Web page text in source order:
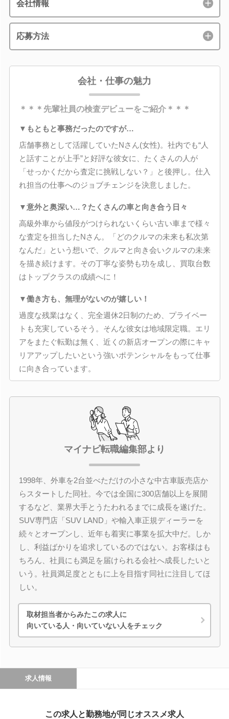
会社情報
応募方法
会社・仕事の魅力
＊＊＊先輩社員の検査デビューをご紹介＊＊＊
▼もともと事務だったのですが…
店舗事務として活躍していたNさん(女性)。社内でも“人
と話すことが上手”と好評な彼女に、たくさんの人が
「せっかくだから査定に挑戦しない？」と後押し。仕入
れ担当の仕事へのジョブチェンジを決意しました。
▼意外と奥深い…？たくさんの車と向き合う日々
高級外車から値段がつけられないくらい古い車まで様々
な査定を担当したNさん。「どのクルマの未来も私次第
なんだ」という想いで、クルマと向き会いクルマの未来
を描き続けます。その丁寧な姿勢も功を成し、買取台数
はトップクラスの成績へに！
▼働き方も、無理がないのが嬉しい！
過度な残業はなく、完全週休2日制のため、プライベー
トも充実しているそう。そんな彼女は地域限定職。エリ
アをまたぐ転勤は無く、近くの新店オープンの際にキャ
リアアップしたいという強いポテンシャルをもって仕事
に向き合っています。
マイナビ転職編集部より
1998年、外車を2台並べただけの小さな中古車販売店か
らスタートした同社。今では全国に300店舗以上を展開
するなど、業界大手とうたわれるまでに成長を遂げた。
SUV専門店「SUV LAND」や輸入車正規ディーラーを
続々とオープンし、近年も着実に事業を拡大中だ。しか
し、利益ばかりを追求しているのではない。お客様はも
ちろん、社員にも満足を届けられる会社へ成長したいと
いう。社員満足度とともに上を目指す同社に注目してほ
しい。
取材担当者からみたこの求人に
向いている人・向いていない人をチェック
求人情報
この求人と勤務地が同じオススメ求人